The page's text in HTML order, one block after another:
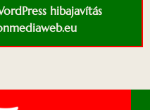
hibajavítás